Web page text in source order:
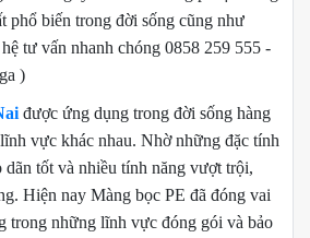
phổ biến trong đời sống cũng như
tư vấn nhanh chóng 0858 259 555 -
)
được ứng dụng trong đời sống hàng
vực khác nhau. Nhờ những đặc tính
dãn tốt và nhiều tính năng vượt trội,
Hiện nay Màng bọc PE đã đóng vai
trong những lĩnh vực đóng gói và bảo